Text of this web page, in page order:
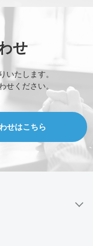
せ
いたします。
せください。
せはこちら